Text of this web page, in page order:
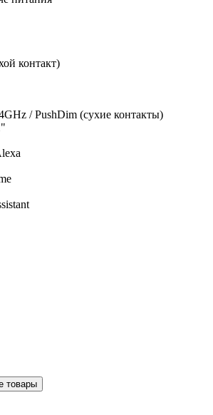
контакт)
/ PushDim (сухие контакты)
товары